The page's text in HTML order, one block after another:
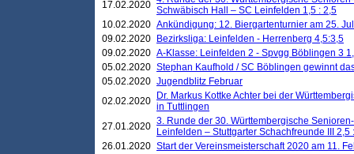
17.02.2020 Schwäbisch Hall – SC Leinfelden 1,5 : 2,5
10.02.2020 Ankündigung: 12. Biergartenturnier am 25.
09.02.2020
Bezirksliga: Leinfelden - Herrenberg 4,5:3,5
09.02.2020 A-Klasse: Leinfelden 2 - Spvgg Böblingen 3
05.02.2020 Stephan Kaufhold / SC Böblingen gewinnt
05.02.2020 Jugendblitz Februar
02.02.2020
Dr. Markus Kottke Achter bei der
in Tuttlingen
27.01.2020 3. Runde der 30. Württembergische
Leinfelden – Stuttgarter Schachfreunde III 2,5
26.01.2020 Start der Vereinsmeisterschaft 2020 am 11.